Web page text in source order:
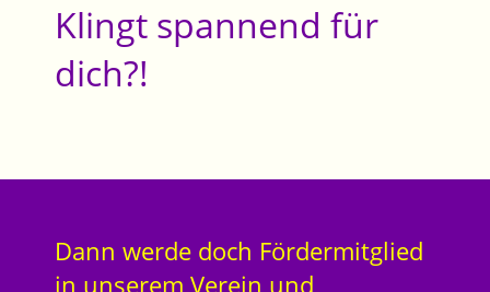
Klingt spannend für
dich?!
Dann werde doch Fördermitglied
in unserem Verein und